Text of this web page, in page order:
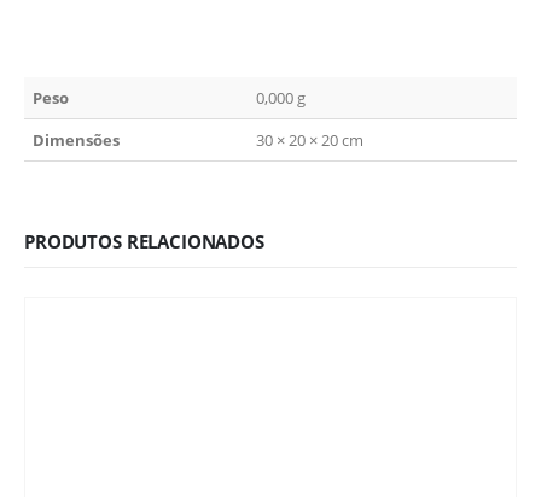
Peso
0,000 g
Dimensões
30 × 20 × 20 cm
PRODUTOS RELACIONADOS